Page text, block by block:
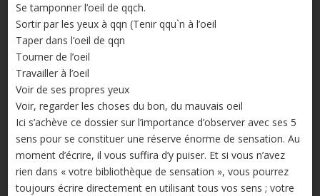
Se tamponner l’oeil de qqch.
Sortir par les yeux à qqn (Tenir qqu`n à l’oeil
Taper dans l’oeil de qqn
Tourner de l’oeil
Travailler à l’oeil
Voir de ses propres yeux
Voir, regarder les choses du bon, du mauvais oeil
Ici s’achève ce dossier sur l’importance d’observer avec ses 5
sens pour se constituer une réserve énorme de sensation. Au
moment d’écrire, il vous suffira d’y puiser. Et si vous n’avez
rien dans « votre bibliothèque de sensation », vous pourrez
toujours écrire directement en utilisant tous vos sens ; votre